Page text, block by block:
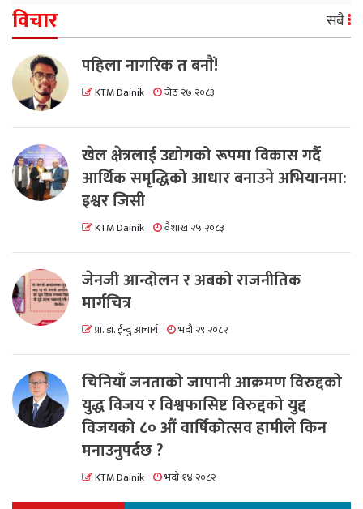
विचार सबै
पहिला नागरिक त बनाैं!
KTM Dainik जेठ २७ २०८३
खेल क्षेत्रलाई उद्योगको रूपमा विकास गर्दै
आर्थिक समृद्धिको आधार बनाउने अभियानमा:
इश्वर जिसी
KTM Dainik वैशाख २५ २०८३
जेनजी आन्दोलन र अबको राजनीतिक
मार्गचित्र
प्रा. डा. ईन्दु आचार्य भदौ २९ २०८२
चिनियाँ जनताको जापानी आक्रमण विरुद्दको
युद्ध विजय र विश्वफासिष्ट विरुद्दको युद्द
विजयको ८० औं वार्षिकोत्सव हामीले किन
मनाउनुपर्दछ ?
KTM Dainik भदौ १४ २०८२